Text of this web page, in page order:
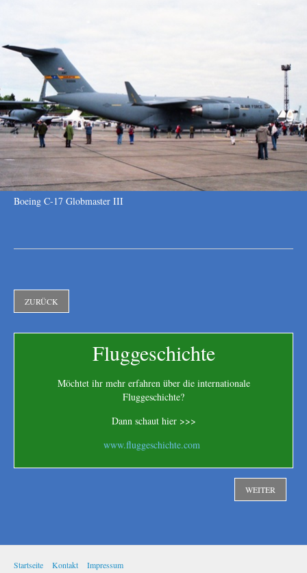
Boeing C-17 Globmaster III
ZURÜCK
Fluggeschichte
Möchtet ihr mehr erfahren über die internationale
Fluggeschichte?
Dann schaut hier >>>
www.fluggeschichte.com
WEITER
Startseite Kontakt
Impressum